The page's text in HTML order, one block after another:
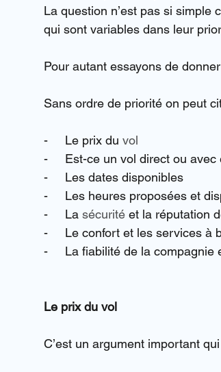
La question n’est pas si simple
qui sont variables dans leur
Pour autant essayons de
Sans ordre de priorité on peut
-     Le prix du vol
-     Est-ce un vol direct ou avec
-     Les dates disponibles
-     Les heures proposées et
-     La sécurité et la réputation
-     Le confort et les services à
-     La fiabilité de la compagnie
Le prix du vol
C’est un argument important